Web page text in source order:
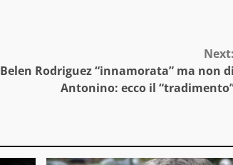
Belen Rodriguez “innamorata” ma non
Antonino: ecco il